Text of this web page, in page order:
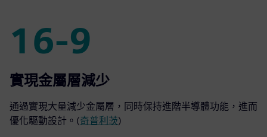
16-9
16-9
實現金屬層減少
通過實現大量減少金屬層，同時保持進階半導體功能，進而
優化驅動設計。(奇普利茨)